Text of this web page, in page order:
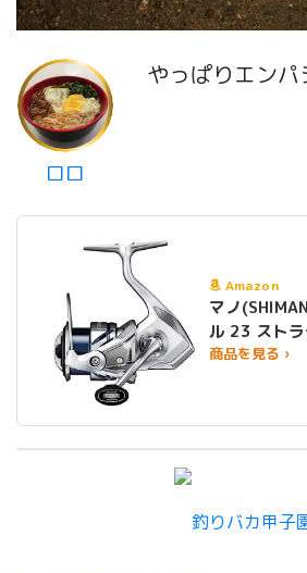
ロロ
やっぱりエンパ
Amazon
マノ(SHIMANO) スピニ
ル 23 スト
商品を見る ›